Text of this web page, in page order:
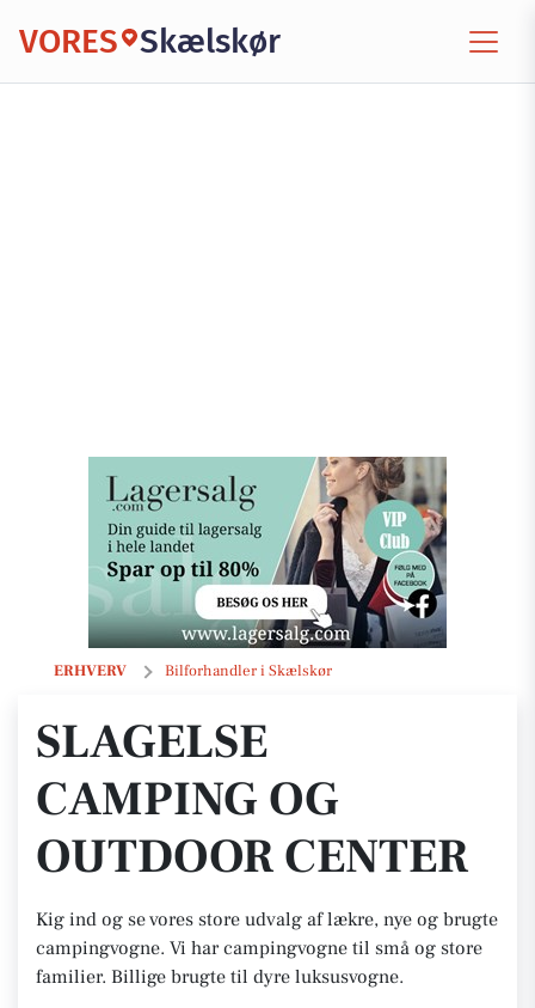
VORES Skælskør
ERHVERV Bilforhandler i Skælskør
Slagelse Camping og Outdoor Center
SLAGELSE
CAMPING OG
OUTDOOR CENTER
Kig ind og se vores store udvalg af lækre, nye og brugte
campingvogne. Vi har campingvogne til små og store
familier. Billige brugte til dyre luksusvogne.